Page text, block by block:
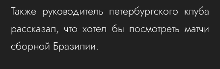
Также руководитель петербургского клуба
рассказал, что хотел бы посмотреть матчи
сборной Бразилии.